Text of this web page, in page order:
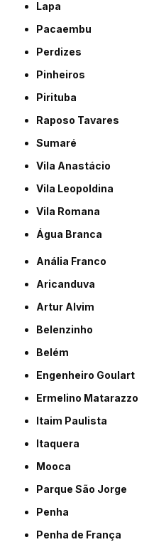
Lapa
Pacaembu
Perdizes
Pinheiros
Pirituba
Raposo Tavares
Sumaré
Vila Anastácio
Vila Leopoldina
Vila Romana
Água Branca
Anália Franco
Aricanduva
Artur Alvim
Belenzinho
Belém
Engenheiro Goulart
Ermelino Matarazzo
Itaim Paulista
Itaquera
Mooca
Parque São Jorge
Penha
Penha de França